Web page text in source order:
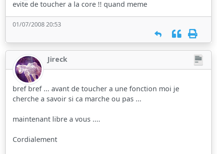
evite de toucher a la core !! quand meme
01/07/2008 20:53
Jireck
bref bref ... avant de toucher a une fonction moi je
cherche a savoir si ca marche ou pas ...
maintenant libre a vous ....
Cordialement